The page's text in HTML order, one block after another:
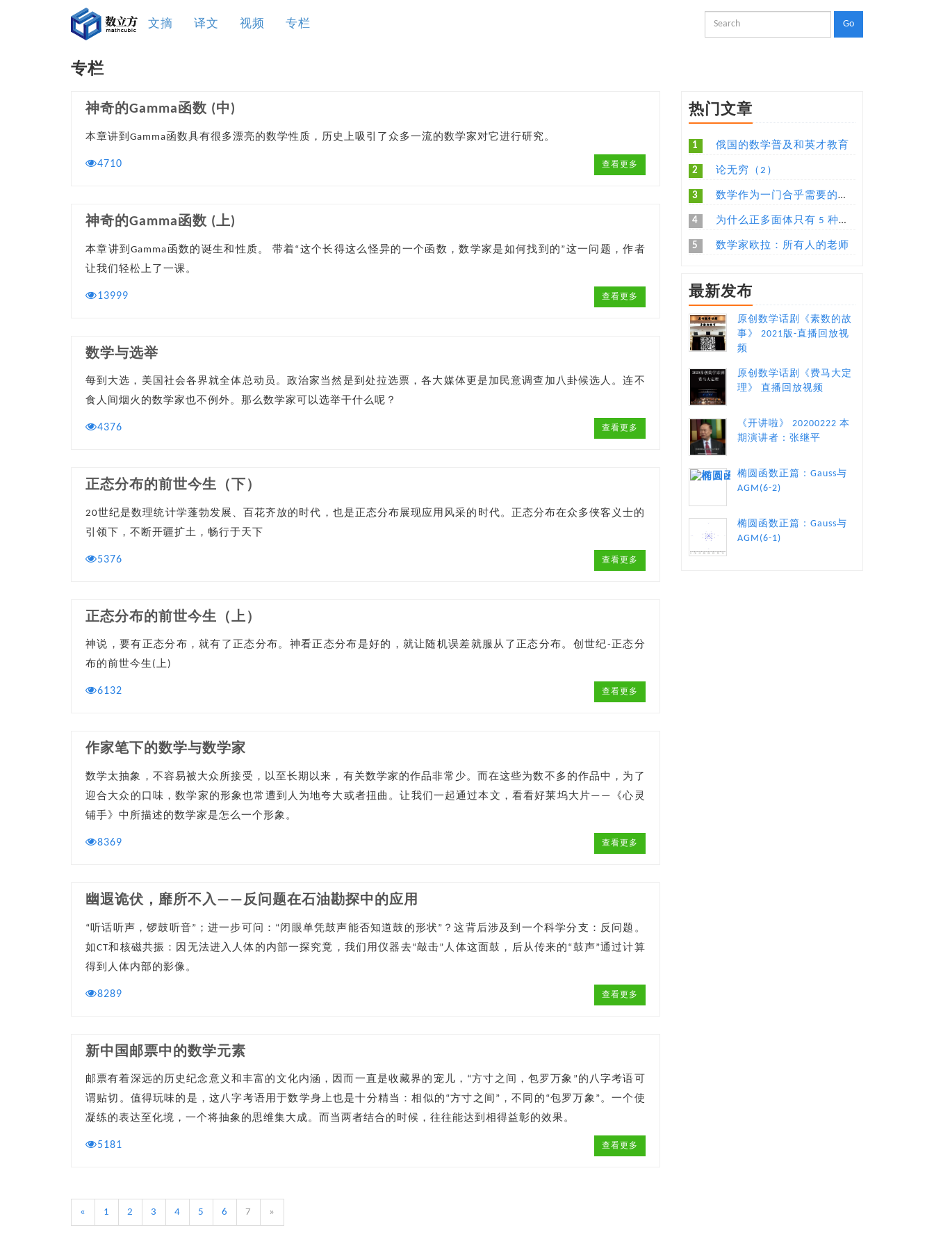
文摘 译文 视频 专栏
专栏
神奇的Gamma函数 (中)
本章讲到Gamma函数具有很多漂亮的数学性质，历史上吸引了众多一流的数学家对它进行研究。
4710 查看更多
神奇的Gamma函数 (上)
本章讲到Gamma函数的诞生和性质。 带着“这个长得这么怪异的一个函数，数学家是如何找到的”这一问题，作者
让我们轻松上了一课。
13999 查看更多
数学与选举
每到大选，美国社会各界就全体总动员。政治家当然是到处拉选票，各大媒体更是加民意调查加八卦候选人。连不
食人间烟火的数学家也不例外。那么数学家可以选举干什么呢？
4376 查看更多
正态分布的前世今生（下）
20世纪是数理统计学蓬勃发展、百花齐放的时代，也是正态分布展现应用风采的时代。正态分布在众多侠客义士的
引领下，不断开疆扩土，畅行于天下
5376 查看更多
正态分布的前世今生（上）
神说，要有正态分布，就有了正态分布。神看正态分布是好的，就让随机误差就服从了正态分布。创世纪-正态分
布的前世今生(上)
6132 查看更多
作家笔下的数学与数学家
数学太抽象，不容易被大众所接受，以至长期以来，有关数学家的作品非常少。而在这些为数不多的作品中，为了
迎合大众的口味，数学家的形象也常遭到人为地夸大或者扭曲。让我们一起通过本文，看看好莱坞大片——《心灵
铺手》中所描述的数学家是怎么一个形象。
8369 查看更多
幽遐诡伏，靡所不入——反问题在石油勘探中的应用
“听话听声，锣鼓听音”；进一步可问：“闭眼单凭鼓声能否知道鼓的形状”？这背后涉及到一个科学分支：反问题。
如CT和核磁共振：因无法进入人体的内部一探究竟，我们用仪器去“敲击”人体这面鼓，后从传来的“鼓声”通过计算
得到人体内部的影像。
8289 查看更多
新中国邮票中的数学元素
邮票有着深远的历史纪念意义和丰富的文化内涵，因而一直是收藏界的宠儿，“方寸之间，包罗万象”的八字考语可
谓贴切。值得玩味的是，这八字考语用于数学身上也是十分精当：相似的“方寸之间”，不同的“包罗万象”。一个使
凝练的表达至化境，一个将抽象的思维集大成。而当两者结合的时候，往往能达到相得益彰的效果。
5181 查看更多
« 1 2 3 4 5 6 7 »
热门文章
1 俄国的数学普及和英才教育
2 论无穷（2）
3 数学作为一门合乎需要的语言
4 为什么正多面体只有 5 种，有没有更加直观易懂的解释？
5 数学家欧拉：所有人的老师
最新发布
原创数学话剧《素数的故
事》 2021版-直播回放视
频
原创数学话剧《费马大定
理》 直播回放视频
《开讲啦》 20200222 本
期演讲者：张继平
椭圆函数正篇：Gauss与
AGM(6-2)
椭圆函数正篇：Gauss与
AGM(6-1)